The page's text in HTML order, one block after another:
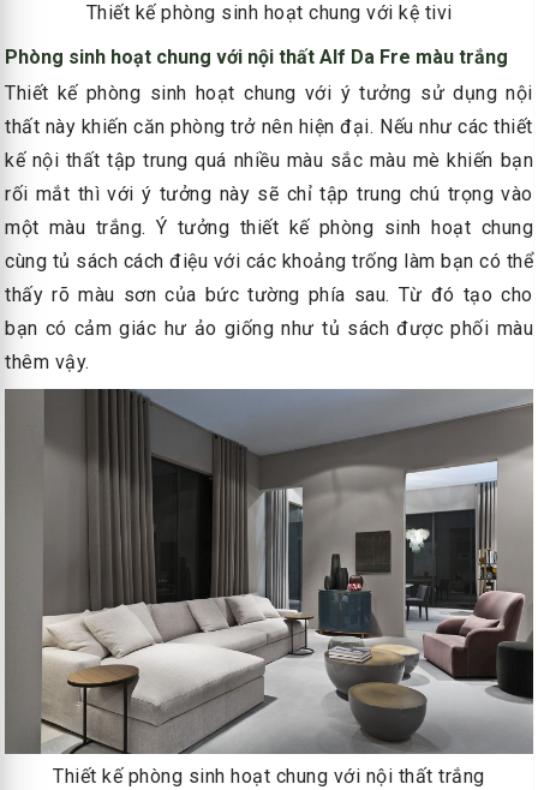
Thiết kế phòng sinh hoạt chung với kệ tivi
Phòng sinh hoạt chung với nội thất Alf Da Fre màu trắng
Thiết kế phòng sinh hoạt chung với ý tưởng sử dụng nội
thất này khiến căn phòng trở nên hiện đại. Nếu như các thiết
kế nội thất tập trung quá nhiều màu sắc màu mè khiến bạn
rối mắt thì với ý tưởng này sẽ chỉ tập trung chú trọng vào
một màu trắng. Ý tưởng thiết kế phòng sinh hoạt chung
cùng tủ sách cách điệu với các khoảng trống làm bạn có thể
thấy rõ màu sơn của bức tường phía sau. Từ đó tạo cho
bạn có cảm giác hư ảo giống như tủ sách được phối màu
thêm vậy.
Thiết kế phòng sinh hoạt chung với nội thất trắng